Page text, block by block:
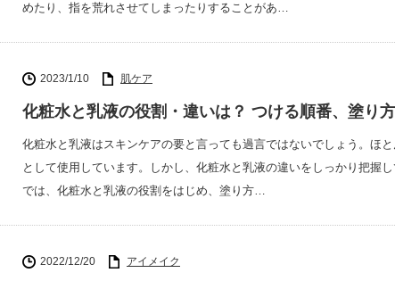
めたり、指を荒れさせてしまったりすることがあ…
2023/1/10 肌ケア
化粧水と乳液の役割・違いは？ つける順番、塗り
化粧水と乳液はスキンケアの要と言っても過言ではないでしょう。ほ
として使用しています。しかし、化粧水と乳液の違いをしっかり把握
では、化粧水と乳液の役割をはじめ、塗り方…
2022/12/20 アイメイク